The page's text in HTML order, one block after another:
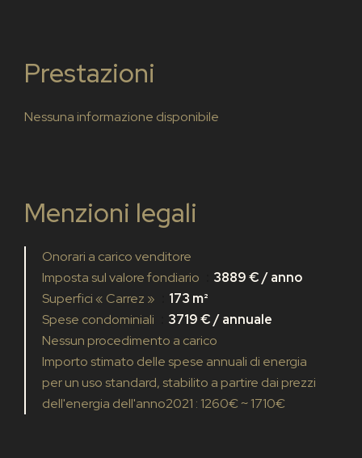
Prestazioni
Nessuna informazione disponibile
Menzioni legali
Onorari a carico venditore
Imposta sul valore fondiario
3889 € / anno
Superfici « Carrez »
173 m²
Spese condominiali
3719 € / annuale
Nessun procedimento a carico
Importo stimato delle spese annuali di energia
per un uso standard, stabilito a partire dai prezzi
dell'energia dell'anno2021 : 1260€ ~ 1710€